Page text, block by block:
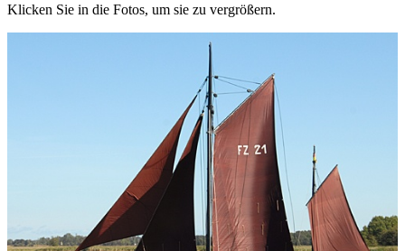
Klicken Sie in die Fotos, um sie zu vergrößern.